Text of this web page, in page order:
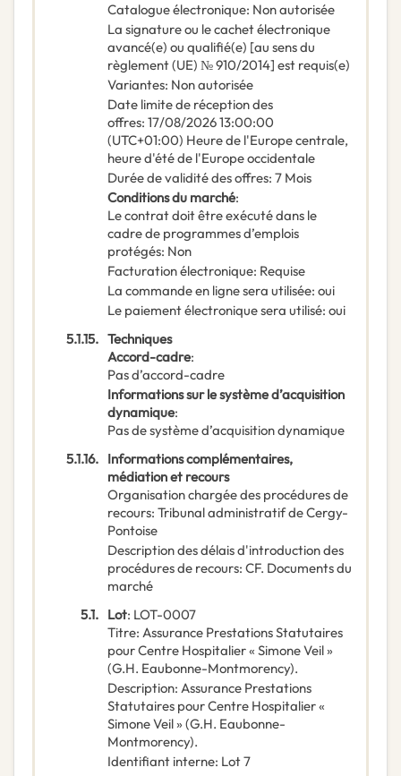
Catalogue électronique: Non autorisée
La signature ou le cachet électronique
avancé(e) ou qualifié(e) [au sens du
règlement (UE) № 910/2014] est requis(e)
Variantes: Non autorisée
Date limite de réception des
offres: 17/08/202613:00:00
(UTC+01:00) Heure de l'Europe centrale,
heure d'été de l'Europe occidentale
Durée de validité des offres: 7 Mois
Conditions du marché:
Le contrat doit être exécuté dans le
cadre de programmes d’emplois
protégés: Non
Facturation électronique: Requise
La commande en ligne sera utilisée: oui
Le paiement électronique sera utilisé: oui
5.1.15. Techniques
Accord-cadre:
Pas d’accord-cadre
Informations sur le système d’acquisition
dynamique:
Pas de système d’acquisition dynamique
5.1.16. Informations complémentaires,
médiation et recours
Organisation chargée des procédures de
recours: Tribunal administratif de Cergy-
Pontoise
Description des délais d'introduction des
procédures de recours: CF. Documents du
marché
5.1. Lot: LOT-0007
Titre: Assurance Prestations Statutaires
pour Centre Hospitalier « Simone Veil »
(G.H. Eaubonne-Montmorency).
Description: Assurance Prestations
Statutaires pour Centre Hospitalier «
Simone Veil » (G.H. Eaubonne-
Montmorency).
Identifiant interne: Lot 7